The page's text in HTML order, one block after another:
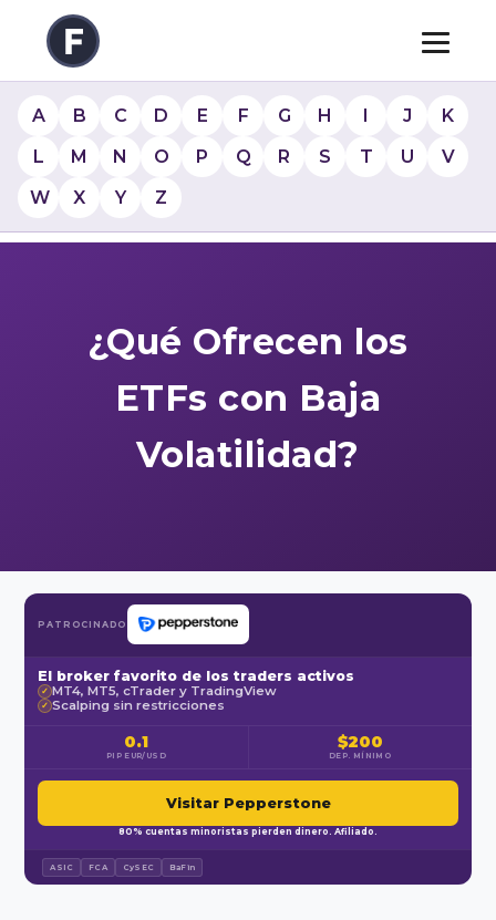
A B C D E F G H I J
K
L
M N O P Q R S T U
V
W
X Y Z
¿Qué Ofrecen los
ETFs con Baja
Volatilidad?
PATROCINADO
El broker favorito de los traders activos
✓ MT4, MT5, cTrader y TradingView
✓ Scalping sin restricciones
0.1
PIP EUR/USD
$200
DEP. MÍNIMO
Visitar Pepperstone
80% cuentas minoristas pierden dinero. Afiliado.
ASIC FCA CySEC BaFin